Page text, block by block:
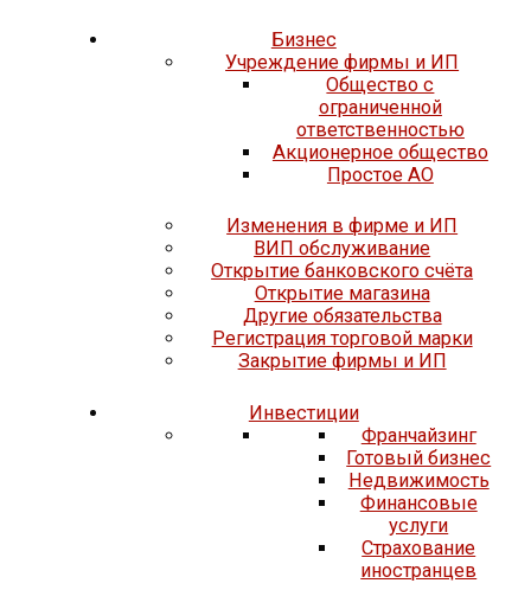
Бизнес
Учреждение фирмы и ИП
Общество с
ограниченной
ответственностью
Акционерное общество
Простое АО
Изменения в фирме и ИП
ВИП обслуживание
Открытие банковского счёта
Открытие магазина
Другие обязательства
Регистрация торговой марки
Закрытие фирмы и ИП
Инвестиции
Франчайзинг
Готовый бизнес
Недвижимость
Финансовые
услуги
Страхование
иностранцев